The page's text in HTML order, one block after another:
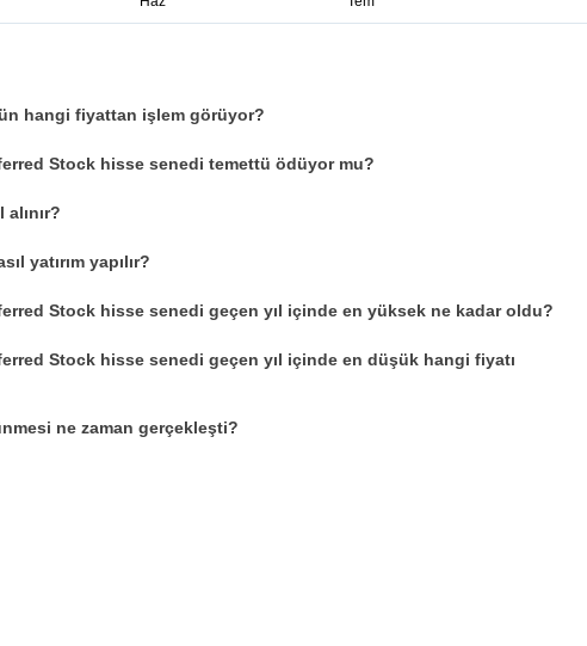
hangi fiyattan işlem görüyor?
Stock hisse senedi temettü ödüyor mu?
yatırım yapılır?
Stock hisse senedi geçen yıl içinde en yüksek ne kadar oldu?
Stock hisse senedi geçen yıl içinde en düşük hangi fiyatı
ne zaman gerçekleşti?